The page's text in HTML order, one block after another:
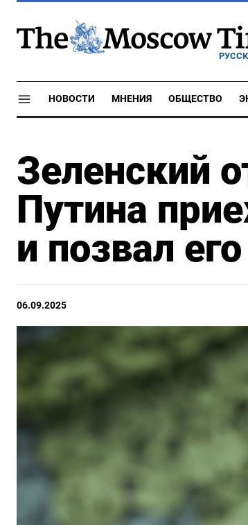
НОВОСТИ МНЕНИЯ ОБЩЕСТВО
Зеленский
Путина
и позвал
06.09.2025